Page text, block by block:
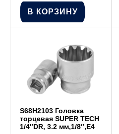
В КОРЗИНУ
S68H2103 Головка
торцевая SUPER TECH
1/4″DR, 3.2 мм,1/8″,E4